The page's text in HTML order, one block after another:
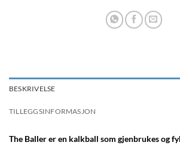
BESKRIVELSE
TILLEGGSINFORMASJON
The Baller er en kalkball som gjenbrukes og